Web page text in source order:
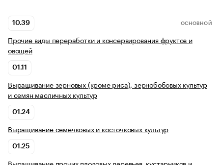
10.39 ОСНОВНОЙ
Прочие виды переработки и консервирования фруктов и
овощей
01.11
Выращивание зерновых (кроме риса), зернобобовых культур
и семян масличных культур
01.24
Выращивание семечковых и косточковых культур
01.25